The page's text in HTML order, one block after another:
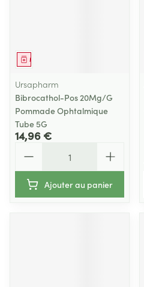
Médicament
Ursapharm
Bibrocathol-Pos 20Mg/G
Pommade Ophtalmique
Tube 5G
14,96 €
Ajouter au panier